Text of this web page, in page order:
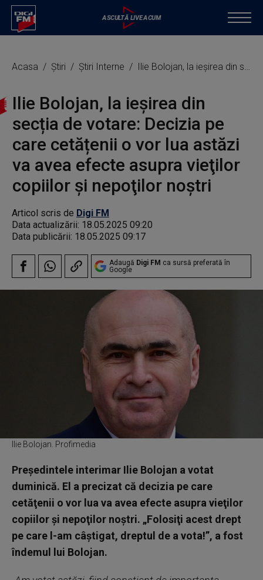
Acasa Știri Știri Interne Ilie Bolojan, la ieșirea din secția de votare: Decizia pe care cetățenii o vor lua astăzi va avea efecte asupra vieţilor copiilor şi nepoţilor noştri
Ilie Bolojan, la ieșirea din
secția de votare: Decizia pe
care cetățenii o vor lua astăzi
va avea efecte asupra vieţilor
copiilor şi nepoţilor noştri
Articol scris de Digi FM
Data actualizării: 18.05.2025 09:20
Data publicării: 18.05.2025 09:17
Adaugă Digi FM ca sursă preferată în
Google
Ilie Bolojan. Profimedia
Preşedintele interimar Ilie Bolojan a votat
duminică. El a precizat că decizia pe care
cetăţenii o vor lua va avea efecte asupra vieţilor
copiilor şi nepoţilor noştri. „Folosiţi acest drept
pe care l-am câştigat, dreptul de a vota!”, a fost
îndemul lui Bolojan.